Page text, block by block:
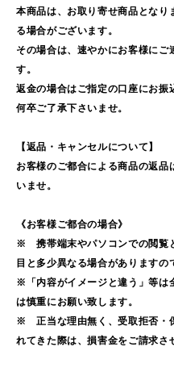
本商品は、お取り寄せ商品とな
る場合がございます。
その場合は、速やかにお客様にご
す。
返金の場合はご指定の口座にお振
何卒ご了承下さいませ。
【返品・キャンセルについて】
お客様のご都合による商品の返品
いませ。
《お客様ご都合の場合》
※ 携帯端末やパソコンでの閲覧
目と多少異なる場合がありますの
※「内容がイメージと違う」等は
は慎重にお願い致します。
※ 正当な理由無く、受取拒否・
れてきた際は、損害金をご請求さ